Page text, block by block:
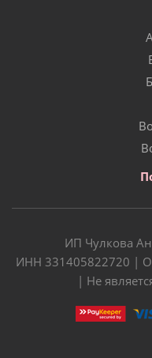
ИП Чулкова
ИНН 331405822720 |
| Не